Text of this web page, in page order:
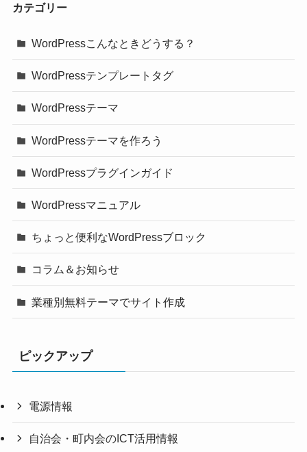
カテゴリー
WordPressこんなときどうする？
WordPressテンプレートタグ
WordPressテーマ
WordPressテーマを作ろう
WordPressプラグインガイド
WordPressマニュアル
ちょっと便利なWordPressブロック
コラム＆お知らせ
業種別無料テーマでサイト作成
ピックアップ
電源情報
自治会・町内会のICT活用情報